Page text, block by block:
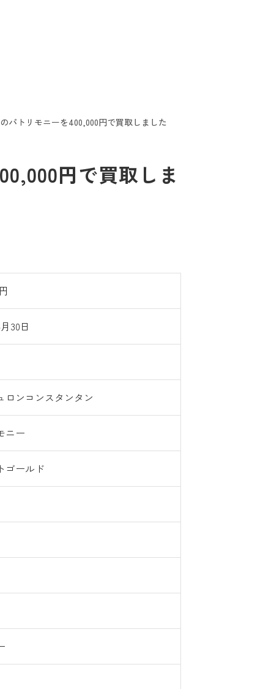
パトリモニーを400,000円で買取しました
円で買取しま
30日
ロンコンスタンタン
ニー
ゴールド